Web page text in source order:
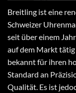
Breitling ist eine
Schweizer
seit über einem
auf dem Markt tätig
bekannt für ihren
Standard an
Qualität. Es ist